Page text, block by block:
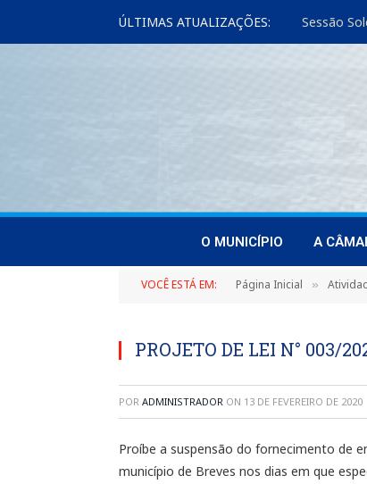
ÚLTIMAS ATUALIZAÇÕES:
O MUNICÍPIO A
VOCÊ ESTÁ EM: Página Inicial »
PROJETO DE LEI N° 003/
POR ADMINISTRADOR ON 13 DE FEVEREIRO DE 2020
Proíbe a suspensão do fornecimento de
município de Breves nos dias em que